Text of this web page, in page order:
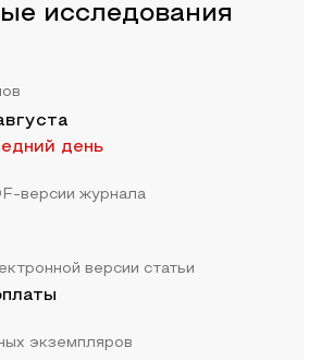
исследования
день
версии журнала
версии статьи
экземпляров